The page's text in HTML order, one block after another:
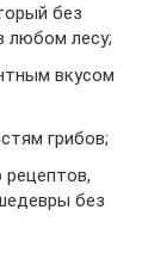
без
любом лесу;
вкусом
грибов;
без